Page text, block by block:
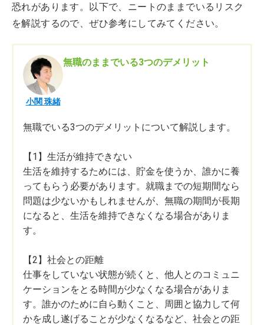
恐れがあります。以下で、ニートのままでいるリスク
を解説するので、ぜひ参考にしてみてください。
小関 珠緒
無職のままでいる3つのデメリット
無職でいる3つのデメリットについて解説します。
【1】生活が維持できない
生活を維持するためには、貯金を使うか、誰かに養
ってもらう必要があります。就職までの短期間なら
問題は少ないかもしれませんが、無職の期間が長期
になると、生活を維持できなくなる場合がありま
す。
【2】社会との距離
仕事をしていない状態が続くと、他人とのコミュニ
ケーションをとる時間が少なくなる場合がありま
す。誰かのために自ら動くこと、周囲と協力して何
かを成し遂げることが少なくなるなど、社会との距